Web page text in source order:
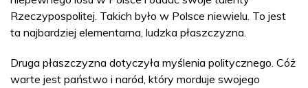
Rzeczypospolitej. Takich było w Polsce niewielu. To jest
ta najbardziej elementarna, ludzka płaszczyzna.
Druga płaszczyzna dotyczyła myślenia politycznego. Cóż
warte jest państwo i naród, który morduje swojego